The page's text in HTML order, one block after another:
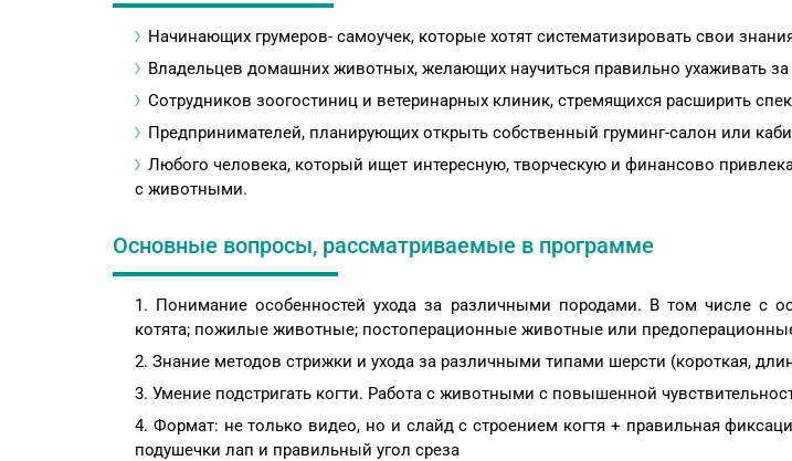
Начинающих грумеров- самоучек, которые хотят систематизировать свои
Владельцев домашних животных, желающих научиться правильно ухаживать
Сотрудников зоогостиниц и ветеринарных клиник, стремящихся расширить
Предпринимателей, планирующих открыть собственный груминг-салон или
Любого человека, который ищет интересную, творческую и финансово
с животными.
Основные вопросы, рассматриваемые в программе
Понимание особенностей ухода за различными породами. В том числе с
котята; пожилые животные; постоперационные животные или
Знание методов стрижки и ухода за различными типами шерсти (короткая,
Умение подстригать когти. Работа с животными с повышенной
Формат: не только видео, но и слайд с строением когтя + правильная
подушечки лап и правильный угол среза